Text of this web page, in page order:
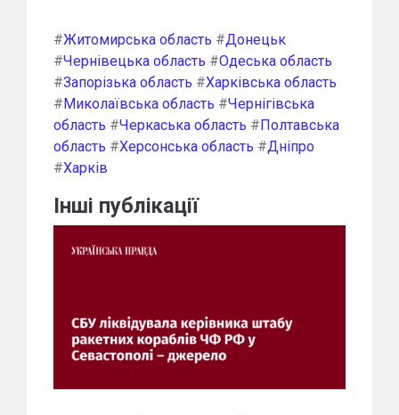
#Житомирська область #Донецьк
#Чернівецька область #Одеська область
#Запорізька область #Харківська область
#Миколаївська область #Чернігівська
область #Черкаська область #Полтавська
область #Херсонська область #Дніпро
#Харків
Інші публікації